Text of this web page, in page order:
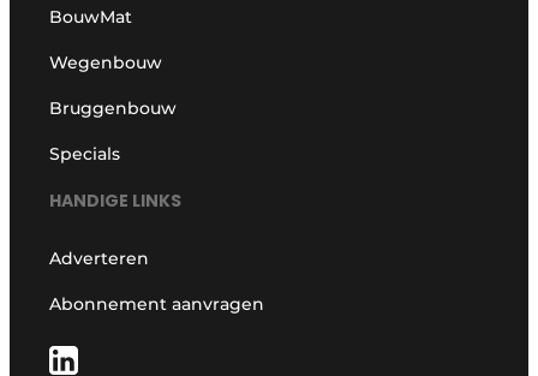
BouwMat
Wegenbouw
Bruggenbouw
Specials
HANDIGE LINKS
Adverteren
Abonnement aanvragen